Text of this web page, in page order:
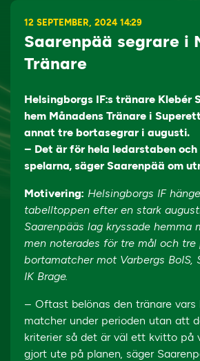
12 SEPTEMBER, 2024 14:29
Saarenpää segrare i
Tränare
Helsingborgs IF:s tränare Klebér
hem Månadens Tränare i
annat tre bortasegrar i augusti.
– Det är för hela ledarstaben
spelarna, säger Saarenpää om
Motivering: Helsingborgs IF
tabelltoppen efter en stark
Saarenpääs lag kryssade hemma
men noterades för tre mål och
bortamatcher mot Varbergs BoIS,
IK Brage.
– Oftast belönas den tränare
matcher under perioden utan att
kriterier så det är väl ett kvitto på
gjort ute på planen, säger